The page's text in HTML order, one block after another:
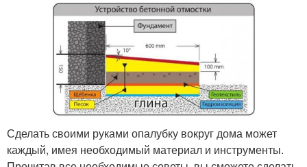
Сделать своими руками опалубку вокруг дома может
каждый, имея необходимый материал и инструменты.